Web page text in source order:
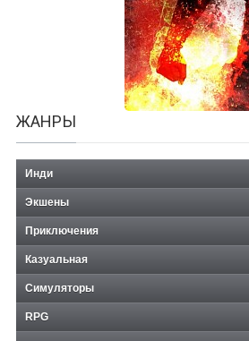
Snuff
ЖАНРЫ
Инди
Экшены
Приключения
Казуальная
Симуляторы
RPG